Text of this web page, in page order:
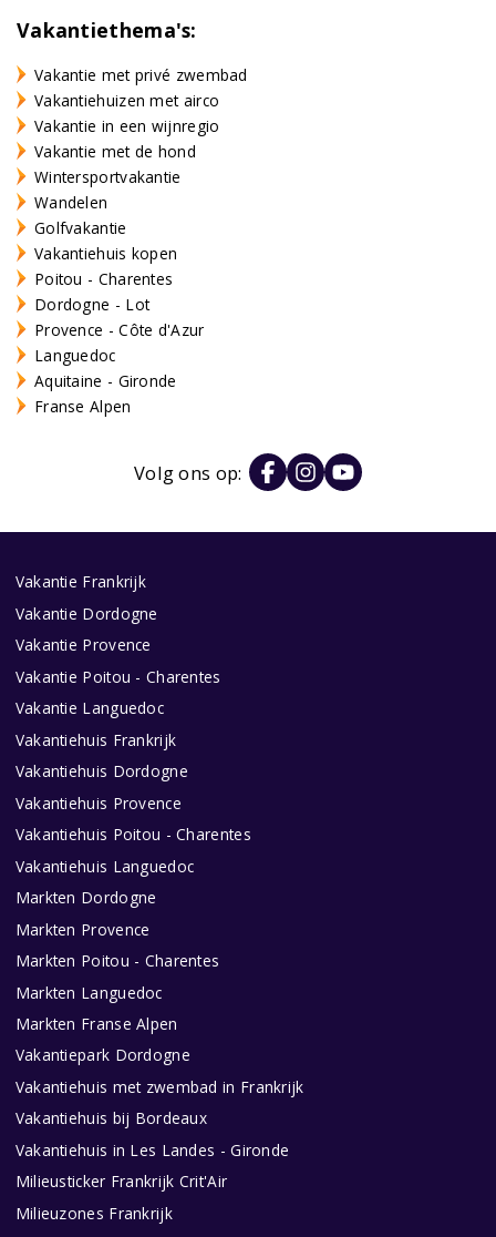
Vakantiethema's:
Vakantie met privé zwembad
Vakantiehuizen met airco
Vakantie in een wijnregio
Vakantie met de hond
Wintersportvakantie
Wandelen
Golfvakantie
Vakantiehuis kopen
Poitou - Charentes
Dordogne - Lot
Provence - Côte d'Azur
Languedoc
Aquitaine - Gironde
Franse Alpen
Volg ons op:
Vakantie Frankrijk
Vakantie Dordogne
Vakantie Provence
Vakantie Poitou - Charentes
Vakantie Languedoc
Vakantiehuis Frankrijk
Vakantiehuis Dordogne
Vakantiehuis Provence
Vakantiehuis Poitou - Charentes
Vakantiehuis Languedoc
Markten Dordogne
Markten Provence
Markten Poitou - Charentes
Markten Languedoc
Markten Franse Alpen
Vakantiepark Dordogne
Vakantiehuis met zwembad in Frankrijk
Vakantiehuis bij Bordeaux
Vakantiehuis in Les Landes - Gironde
Milieusticker Frankrijk Crit'Air
Milieuzones Frankrijk